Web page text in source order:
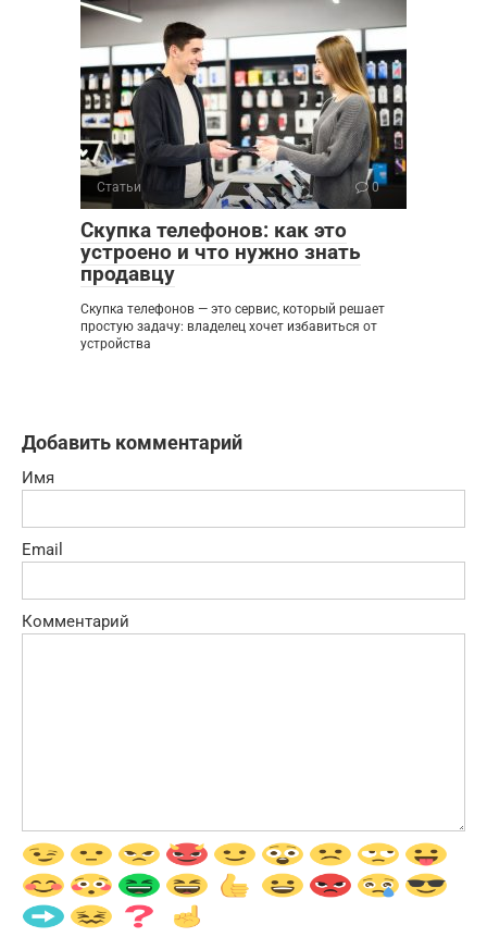
Статьи 0
Скупка телефонов: как это
устроено и что нужно знать
продавцу
Скупка телефонов — это сервис, который решает
простую задачу: владелец хочет избавиться от
устройства
Добавить комментарий
Имя
Email
Комментарий